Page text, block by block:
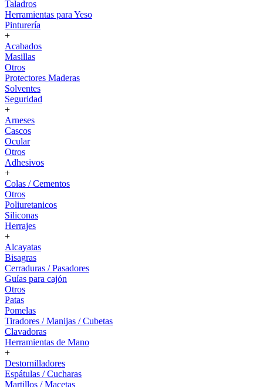
Taladros
Herramientas para Yeso
Pinturería
+
Acabados
Masillas
Otros
Protectores Maderas
Solventes
Seguridad
+
Arneses
Cascos
Ocular
Otros
Adhesivos
+
Colas / Cementos
Otros
Poliuretanicos
Siliconas
Herrajes
+
Alcayatas
Bisagras
Cerraduras / Pasadores
Guías para cajón
Otros
Patas
Pomelas
Tiradores / Manijas / Cubetas
Clavadoras
Herramientas de Mano
+
Destornilladores
Espátulas / Cucharas
Martillos / Macetas